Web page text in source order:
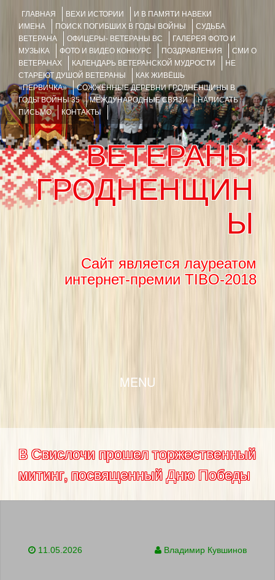
ГЛАВНАЯ ВЕХИ ИСТОРИИ
И В ПАМЯТИ НАВЕКИ
ИМЕНА
ПОИСК ПОГИБШИХ В ГОДЫ ВОЙНЫ
СУДЬБА
ВЕТЕРАНА
ОФИЦЕРЫ- ВЕТЕРАНЫ ВС
ГАЛЕРЕЯ ФОТО И
МУЗЫКА
ФОТО И ВИДЕО КОНКУРС ПОЗДРАВЛЕНИЯ
СМИ О
ВЕТЕРАНАХ
КАЛЕНДАРЬ ВЕТЕРАНСКОЙ МУДРОСТИ
НЕ
СТАРЕЮТ ДУШОЙ ВЕТЕРАНЫ
КАК ЖИВЁШЬ
«ПЕРВИЧКА»
СОЖЖЁННЫЕ ДЕРЕВНИ ГРОДНЕНЩИНЫ В
ГОДЫ ВОЙНЫ 35
МЕЖДУНАРОДНЫЕ СВЯЗИ
НАПИСАТЬ
ПИСЬМО
КОНТАКТЫ
ВЕТЕРАНЫ
ГРОДНЕНЩИН
Ы
Сайт является лауреатом
интернет-премии TIBO-2018
MENU
В Свислочи прошел торжественный
митинг, посвященный Дню Победы
11.05.2026 Владимир Кувшинов